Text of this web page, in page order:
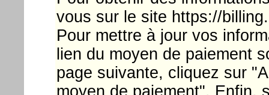
vous sur le site https://
Pour mettre à jour vos
lien du moyen de paiement
page suivante, cliquez sur
moyen de paiement". Enfin,